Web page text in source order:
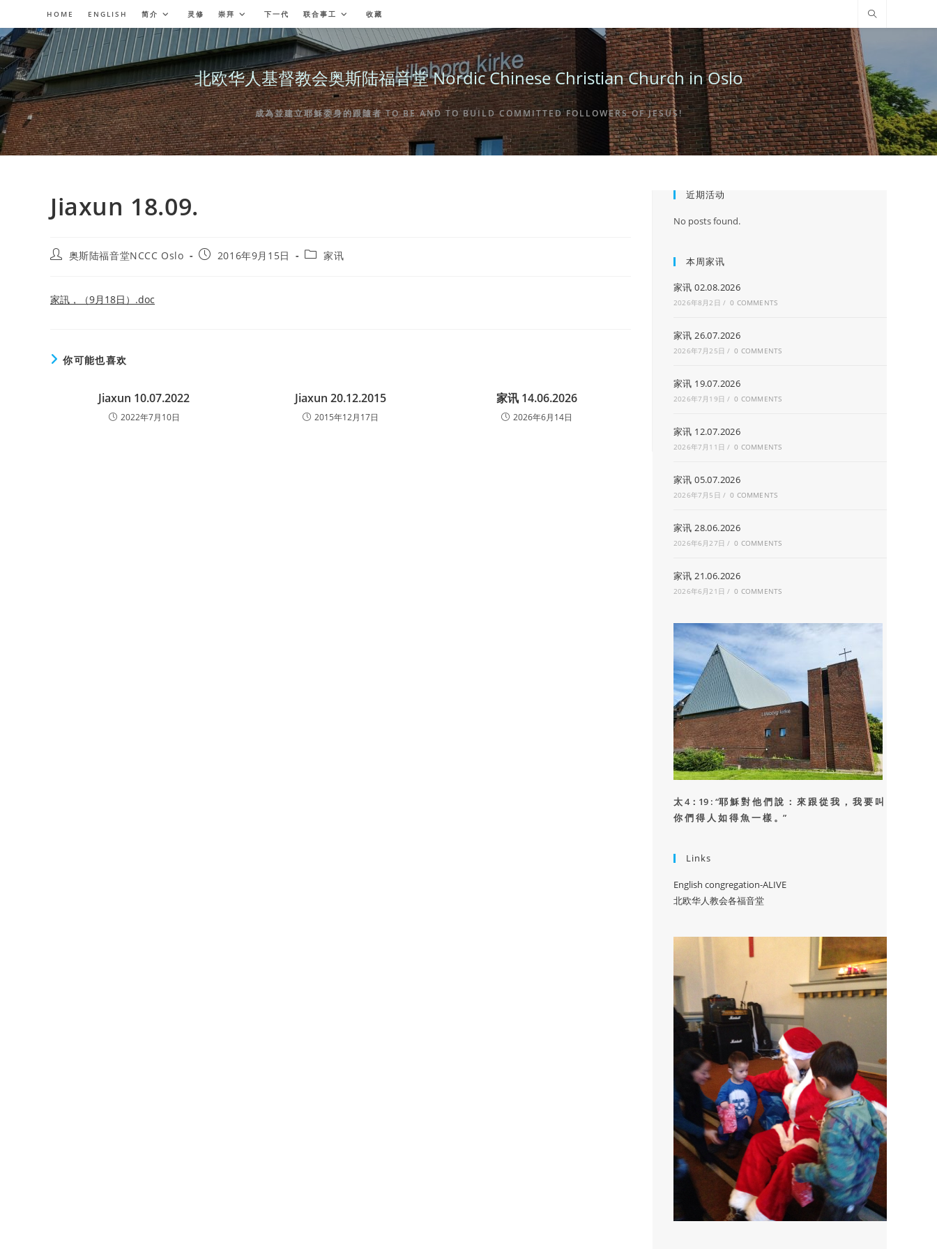
to
content
HOME ENGLISH 简介 灵修 崇拜 下一代 联合事工 收藏
北欧华人基督教会奥斯陆福音堂 Nordic Chinese Christian Church in Oslo
成為並建立耶穌委身的跟隨者 TO BE AND TO BUILD COMMITTED FOLLOWERS OF JESUS!
Jiaxun 18.09.
Post奥斯陆福音堂NCCC Oslo
Post2016年9月15日
Post家讯
家訊，（9月18日）.doc
你可能也喜欢
Jiaxun 10.07.2022
2022年7月10日
Jiaxun 20.12.2015
2015年12月17日
家讯 14.06.2026
2026年6月14日
近期活动
No posts found.
本周家讯
家讯 02.08.2026
2026年8月2日 / 0 COMMENTS
家讯 26.07.2026
2026年7月25日 / 0 COMMENTS
家讯 19.07.2026
2026年7月19日 / 0 COMMENTS
家讯 12.07.2026
2026年7月11日 / 0 COMMENTS
家讯 05.07.2026
2026年7月5日 / 0 COMMENTS
家讯 28.06.2026
2026年6月27日 / 0 COMMENTS
家讯 21.06.2026
2026年6月21日 / 0 COMMENTS
太 4：19 : “耶 穌 對 他 們 說 ： 來 跟 從 我 ， 我 要 叫
你 們 得 人 如 得 魚 一 樣 。”
Links
English congregation-ALIVE
北欧华人教会各福音堂